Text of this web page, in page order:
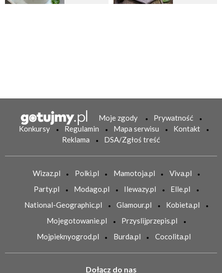
Moje zgody
Prywatność
Konkursy
Regulamin Mapa serwisu
Kontakt
Reklama
DSA/Zgłoś treść
Wizaz.pl Polki.pl Mamotoja.pl
Viva.pl
Party.pl
Modago.pl Ilewazy.pl
Elle.pl
National-Geographic.pl
Glamour.pl
Kobieta.pl
Mojegotowanie.pl
Przyslijprzepis.pl
Mojpieknyogrod.pl
Burda.pl Cocolita.pl
Dołącz do nas